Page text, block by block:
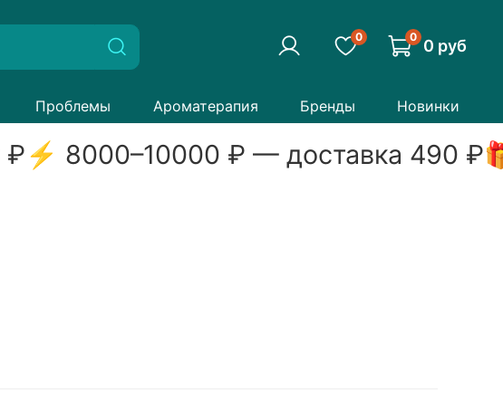
0 0 0 руб
Проблемы Ароматерапия Бренды Новинки
⚡ 8000–10000₽ — доставка490₽